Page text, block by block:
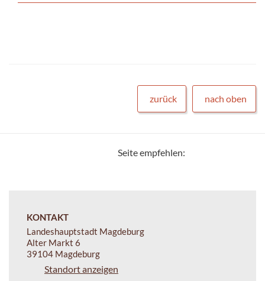
zurück nach oben
Seite empfehlen:
KONTAKT
Landeshauptstadt Magdeburg
Alter Markt 6
39104 Magdeburg
Standort anzeigen